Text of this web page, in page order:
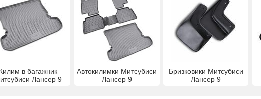
в багажник
Лансер 9
Автокилимки Митсубиси
Лансер 9
Бризковики Митсубиси
Лансер 9